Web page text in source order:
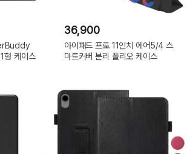
형 케이스
36,900
아이패드 프로 11인치 에어5/4 스
마트커버 분리 폴리오 케이스